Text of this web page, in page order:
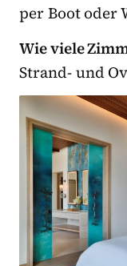
per Boot oder
Wie viele
Strand- und